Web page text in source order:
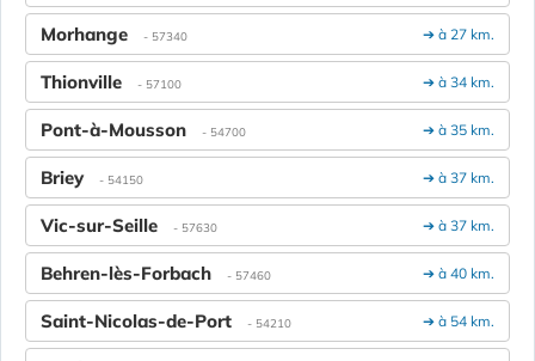
➔ à 27 km.
Morhange - 57340
➔ à 34 km.
Thionville - 57100
➔ à 35 km.
Pont-à-Mousson - 54700
➔ à 37 km.
Briey - 54150
➔ à 37 km.
Vic-sur-Seille - 57630
➔ à 40 km.
Behren-lès-Forbach - 57460
➔ à 54 km.
Saint-Nicolas-de-Port - 54210